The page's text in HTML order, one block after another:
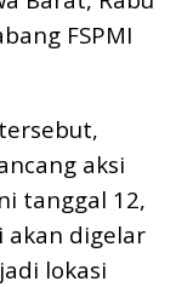
FSPMI
aksi
tanggal 12,
akan digelar
lokasi